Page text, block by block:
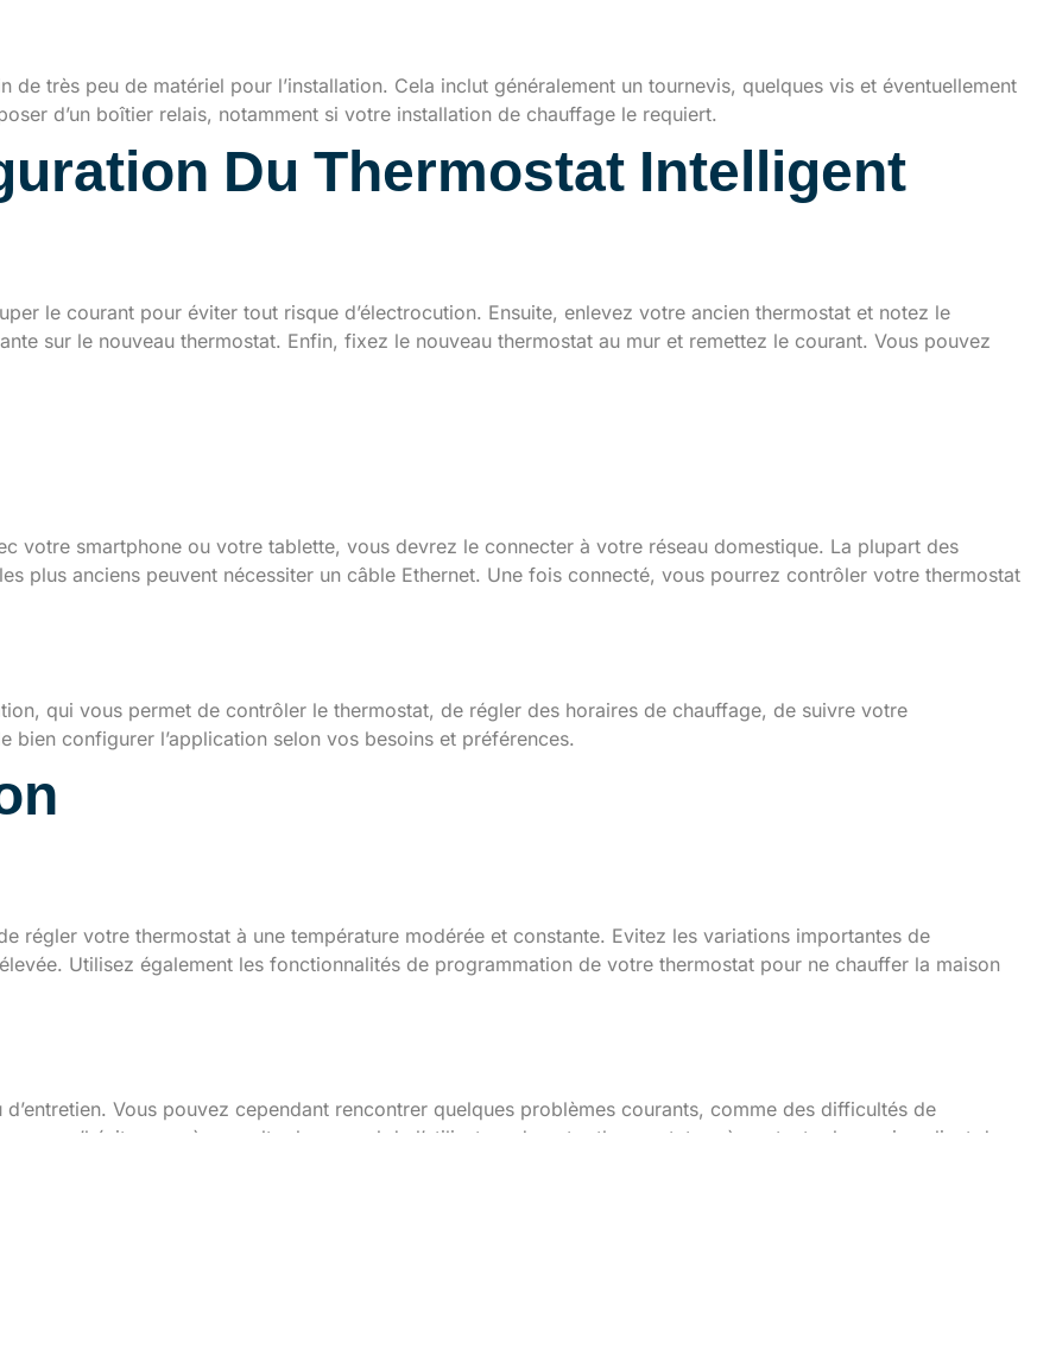
très peu de matériel pour l’installation. Cela inclut généralement un tournevis, quelques vis et éventuellement
d’un boîtier relais, notamment si votre installation de chauffage le requiert.
Du Thermostat Intelligent
le courant pour éviter tout risque d’électrocution. Ensuite, enlevez votre ancien thermostat et notez le
sur le nouveau thermostat. Enfin, fixez le nouveau thermostat au mur et remettez le courant. Vous pouvez
votre smartphone ou votre tablette, vous devrez le connecter à votre réseau domestique. La plupart des
plus anciens peuvent nécessiter un câble Ethernet. Une fois connecté, vous pourrez contrôler votre thermostat
qui vous permet de contrôler le thermostat, de régler des horaires de chauffage, de suivre votre
bien configurer l’application selon vos besoins et préférences.
régler votre thermostat à une température modérée et constante. Evitez les variations importantes de
Utilisez également les fonctionnalités de programmation de votre thermostat pour ne chauffer la maison
Vous pouvez cependant rencontrer quelques problèmes courants, comme des difficultés de
cas, n’hésitez pas à consulter le manuel de l’utilisateur de votre thermostat ou à contacter le service client du